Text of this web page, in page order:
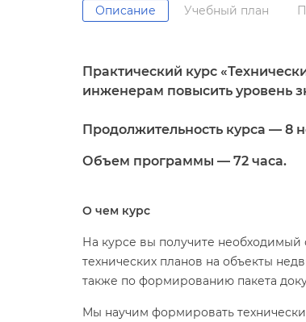
Описание Учебный план
Практический курс
инженерам повысить уровень
Продолжительность курса — 8
Объем программы — 72 часа.
О чем курс
На курсе вы получите
технических планов на объекты
также по формированию пакета
Мы научим формировать